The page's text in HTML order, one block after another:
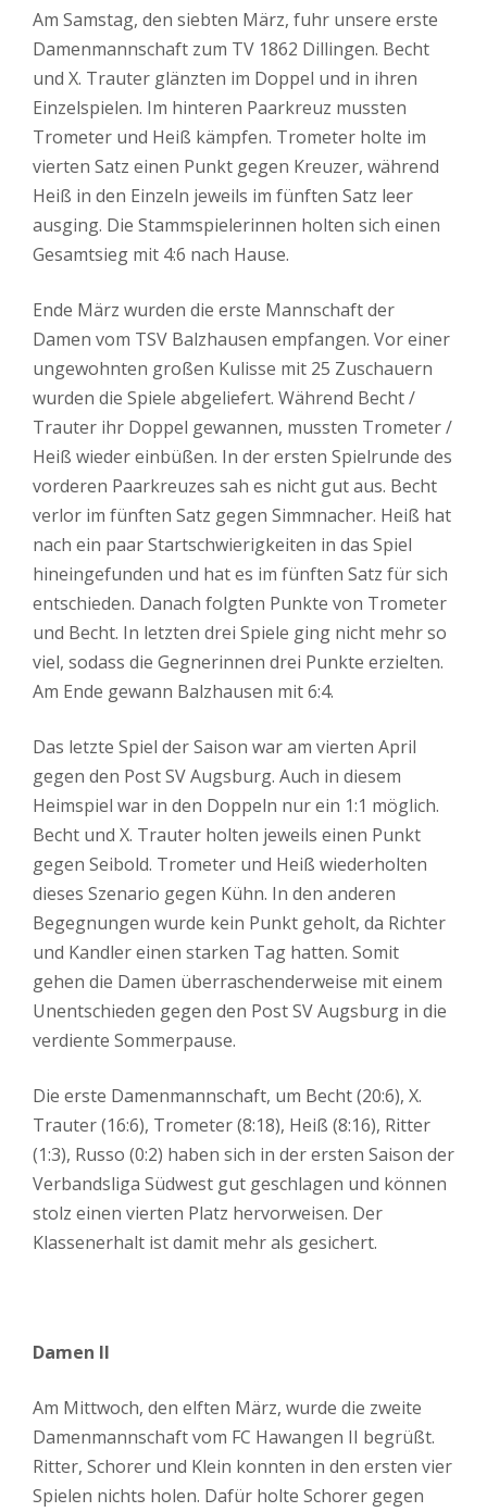
Am Samstag, den siebten März, fuhr unsere erste
Damenmannschaft zum TV 1862 Dillingen. Becht
und X. Trauter glänzten im Doppel und in ihren
Einzelspielen. Im hinteren Paarkreuz mussten
Trometer und Heiß kämpfen. Trometer holte im
vierten Satz einen Punkt gegen Kreuzer, während
Heiß in den Einzeln jeweils im fünften Satz leer
ausging. Die Stammspielerinnen holten sich einen
Gesamtsieg mit 4:6 nach Hause.
Ende März wurden die erste Mannschaft der
Damen vom TSV Balzhausen empfangen. Vor einer
ungewohnten großen Kulisse mit 25 Zuschauern
wurden die Spiele abgeliefert. Während Becht /
Trauter ihr Doppel gewannen, mussten Trometer /
Heiß wieder einbüßen. In der ersten Spielrunde des
vorderen Paarkreuzes sah es nicht gut aus. Becht
verlor im fünften Satz gegen Simmnacher. Heiß hat
nach ein paar Startschwierigkeiten in das Spiel
hineingefunden und hat es im fünften Satz für sich
entschieden. Danach folgten Punkte von Trometer
und Becht. In letzten drei Spiele ging nicht mehr so
viel, sodass die Gegnerinnen drei Punkte erzielten.
Am Ende gewann Balzhausen mit 6:4.
Das letzte Spiel der Saison war am vierten April
gegen den Post SV Augsburg. Auch in diesem
Heimspiel war in den Doppeln nur ein 1:1 möglich.
Becht und X. Trauter holten jeweils einen Punkt
gegen Seibold. Trometer und Heiß wiederholten
dieses Szenario gegen Kühn. In den anderen
Begegnungen wurde kein Punkt geholt, da Richter
und Kandler einen starken Tag hatten. Somit
gehen die Damen überraschenderweise mit einem
Unentschieden gegen den Post SV Augsburg in die
verdiente Sommerpause.
Die erste Damenmannschaft, um Becht (20:6), X.
Trauter (16:6), Trometer (8:18), Heiß (8:16), Ritter
(1:3), Russo (0:2) haben sich in der ersten Saison der
Verbandsliga Südwest gut geschlagen und können
stolz einen vierten Platz hervorweisen. Der
Klassenerhalt ist damit mehr als gesichert.
Damen II
Am Mittwoch, den elften März, wurde die zweite
Damenmannschaft vom FC Hawangen II begrüßt.
Ritter, Schorer und Klein konnten in den ersten vier
Spielen nichts holen. Dafür holte Schorer gegen